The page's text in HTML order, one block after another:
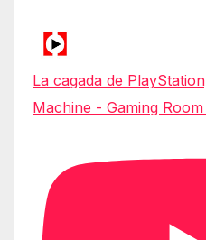
La cagada de
Machine - Gaming Room